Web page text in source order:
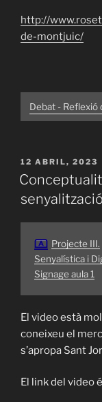
http://
de-montjuic/
Debat - Reflexió
PUBLICADO
EL
12 ABRIL, 2023
Projecte III.
Senyalística i
Signage aula 1
El video està
coneixeu el
s’apropa Sant
El link del video